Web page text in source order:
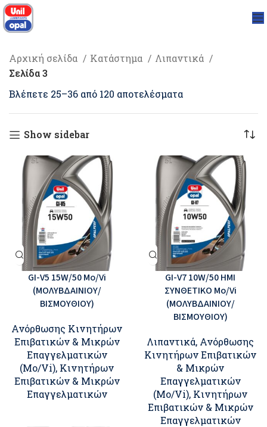
Αρχική σελίδα Κατάστημα
Λιπαντικά
Σελίδα 3
Βλέπετε 25–36 από 120 αποτελέσματα
Show sidebar
GI-V5 15W/50 Mo/Vi
(ΜΟΛΥΒΔΑΙΝΙΟΥ/
ΒΙΣΜΟΥΘΙΟΥ)
Ανόρθωσης Κινητήρων
Επιβατικών & Μικρών
Επαγγελματικών
(Mo/Vi), Κινητήρων
Επιβατικών & Μικρών
Επαγγελματικών
GI-V7 10W/50 ΗΜΙ
ΣΥΝΘΕΤΙΚΟ Mo/Vi
(ΜΟΛΥΒΔΑΙΝΙΟΥ/
ΒΙΣΜΟΥΘΙΟΥ)
Λιπαντικά, Ανόρθωσης
Κινητήρων Επιβατικών
& Μικρών
Επαγγελματικών
(Mo/Vi), Κινητήρων
Επιβατικών & Μικρών
Επαγγελματικών